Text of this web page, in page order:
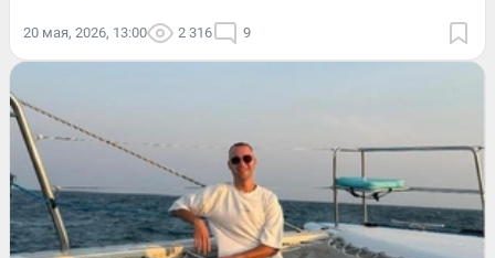
20 мая, 2026, 13:00 2 316 9